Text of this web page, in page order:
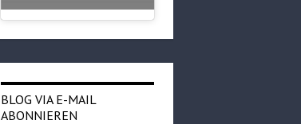
BLOG VIA E-MAIL
ABONNIEREN